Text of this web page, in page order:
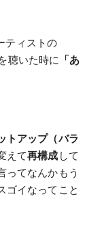
ティストの
聴いた時に 「あ
トアップ（バラ
えて再構成して
ってなんかもう
ゴイなってこと